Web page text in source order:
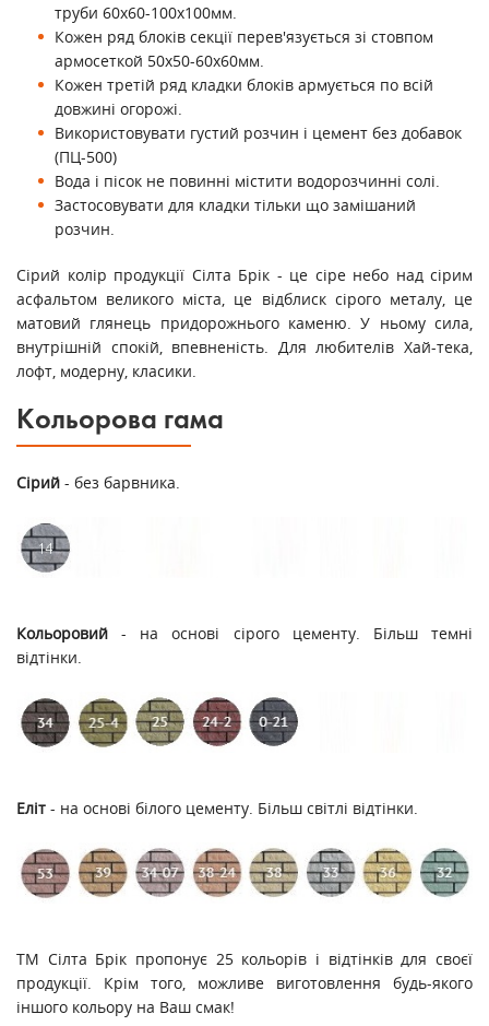
труби 60х60-100х100мм.
Кожен ряд блоків секції перев'язується зі стовпом
армосеткой 50х50-60х60мм.
Кожен третій ряд кладки блоків армується по всій
довжині огорожі.
Використовувати густий розчин і цемент без добавок
(ПЦ-500)
Вода і пісок не повинні містити водорозчинні солі.
Застосовувати для кладки тільки що замішаний
розчин.
Сірий колір продукції Сілта Брік - це сіре небо над сірим
асфальтом великого міста, це відблиск сірого металу, це
матовий глянець придорожнього каменю. У ньому сила,
внутрішній спокій, впевненість. Для любителів Хай-тека,
лофт, модерну, класики.
Кольорова гама
Сірий - без барвника.
Кольоровий - на основі сірого цементу. Більш темні
відтінки.
Еліт - на основі білого цементу. Більш світлі відтінки.
ТМ Сілта Брік пропонує 25 кольорів і відтінків для своєї
продукції. Крім того, можливе виготовлення будь-якого
іншого кольору на Ваш смак!